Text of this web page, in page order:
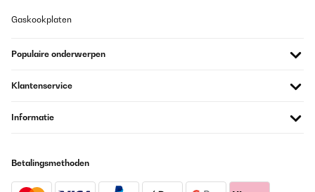
Gaskookplaten
Populaire onderwerpen
Klantenservice
Informatie
Betalingsmethoden